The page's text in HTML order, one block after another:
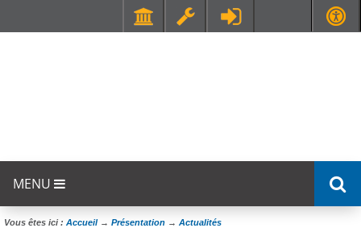
MENU
Vous êtes ici : Accueil→ Présentation → Actualités